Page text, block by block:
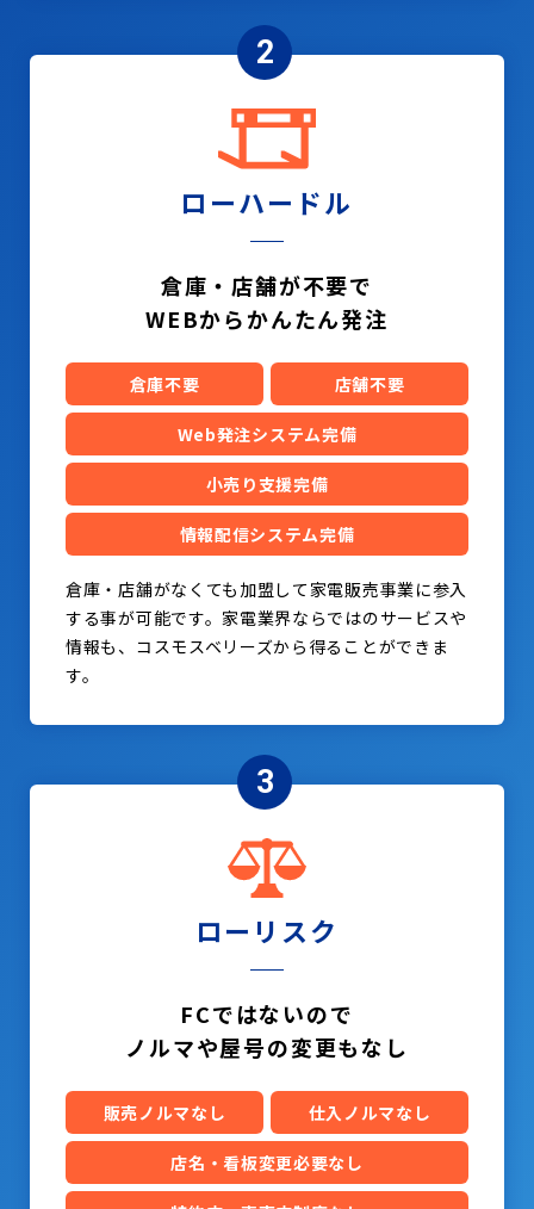
2
ローハードル
倉庫・店舗が不要で
WEBからかんたん発注
倉庫不要 店舗不要
Web発注システム完備
小売り支援完備
情報配信システム完備
倉庫・店舗がなくても加盟して家電販売事業に参入
する事が可能です。家電業界ならではのサービスや
情報も、コスモスベリーズから得ることができま
す。
3
ローリスク
FCではないので
ノルマや屋号の変更もなし
販売ノルマなし 仕入ノルマなし
店名・看板変更必要なし